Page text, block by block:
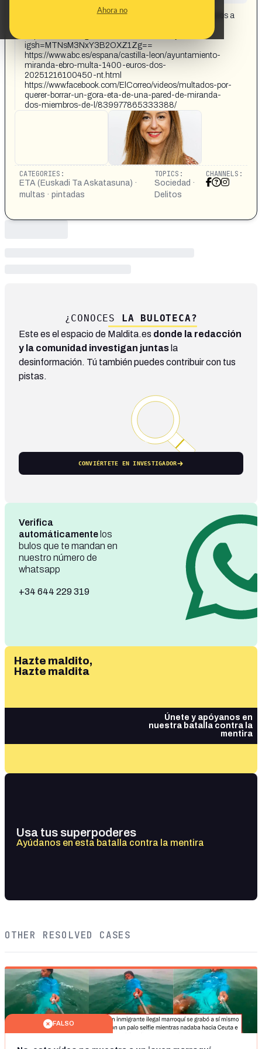
Ahora no
Ayuntamiento de Miranda de Ebro multa con 1.400 euros a
igsh=MTNsM3NxY3B2OXZ1Zg==
https://www.abc.es/espana/castilla-leon/ayuntamiento-
miranda-ebro-multa-1400-euros-dos-
20251216100450-nt.html
https://www.facebook.com/ElCorreo/videos/multados-por-
querer-borrar-un-gora-eta-de-una-pared-de-miranda-
dos-miembros-de-l/839977865333388/
CATEGORIES:
ETA (Euskadi Ta Askatasuna) ·
multas · pintadas
TOPICS:
Sociedad ·
Delitos
CHANNELS:
¿CONOCES LA BULOTECA?
Este es el espacio de Maldita.es donde la redacción
y la comunidad investigan juntas la
desinformación. Tú también puedes contribuir con tus
pistas.
CONVIÉRTETE EN INVESTIGADOR
Verifica
automáticamente los
bulos que te mandan en
nuestro número de
whatsapp
+34 644 229 319
Hazte maldito,
Hazte maldita
Únete y apóyanos en
nuestra batalla contra la
mentira
Usa tus superpoderes
Ayúdanos en esta batalla contra la mentira
OTHER RESOLVED CASES
FALSO